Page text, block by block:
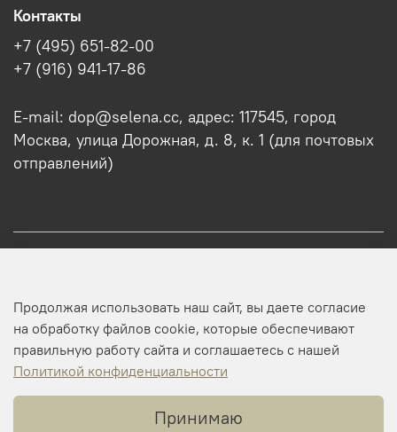
Оптовикам
Профиль
Контакты
+7 (495) 651-82-00
+7 (916) 941-17-86
E-mail: dop@selena.cc, адрес: 117545, город
Москва, улица Дорожная, д. 8, к. 1 (для почтовых
отправлений)
Продолжая использовать наш сайт, вы даете согласие
на обработку файлов cookie, которые обеспечивают
правильную работу сайта и соглашаетесь с нашей
Политикой конфиденциальности
Принимаю